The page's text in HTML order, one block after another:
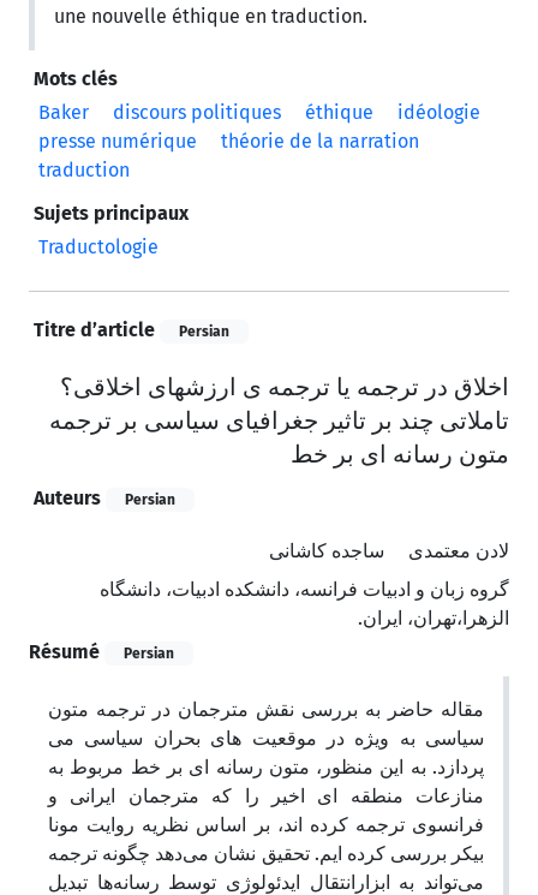
une nouvelle éthique en traduction.
Mots clés
Baker
discours politiques éthique
idéologie
presse numérique
théorie de la narration
traduction
Sujets principaux
Traductologie
Titre d’article Persian
اخلاق در ترجمه یا ترجمه ی ارزشهای اخلاقی؟
تاملاتی چند بر تاثیر جغرافیای سیاسی بر ترجمه
متون رسانه ای بر خط
Auteurs Persian
لادن معتمدی
ساجده کاشانی
گروه زبان و ادبیات فرانسه، دانشکده ادبیات، دانشگاه
الزهرا،‌تهران، ایران.
Résumé
Persian
مقاله حاضر به بررسی نقش مترجمان در ترجمه متون
سیاسی به ویژه در موقعیت های بحران سیاسی می
پردازد. به این منظور، متون رسانه ای بر خط مربوط به
منازعات منطقه ای اخیر را که مترجمان ایرانی و
فرانسوی ترجمه کرده اند، بر اساس نظریه روایت مونا
بیکر بررسی کرده ایم. تحقیق نشان می‌دهد چگونه ترجمه
می‌تواند به ابزارانتقال ایدئولوژی توسط رسانه‌ها تبدیل